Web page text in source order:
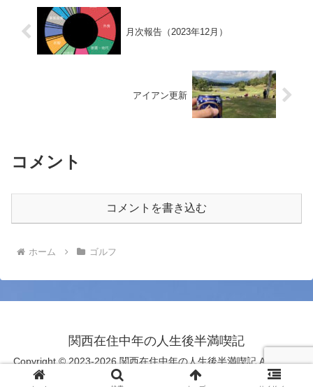
月次報告（2023年12月）
アイアン更新
コメント
コメントを書き込む
ホーム ゴルフ
関西在住中年の人生後半満喫記
Copyright © 2023-2026 関西在住中年の人生後半満喫記 All Rights